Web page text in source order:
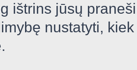
ištrins jūsų
nustatyti,